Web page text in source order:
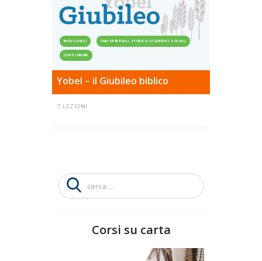
NUOVI CORSI TEMI SPIRITUALI, STORICO-SCIENTIFICI, SOCIALI
CORSI ONLINE
Yobel – il Giubileo biblico
7 LEZIONI
Ricerca
per:
Corsi su carta